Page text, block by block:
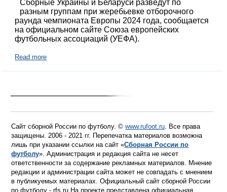
Сборные Украины и Беларуси разведут по
разным группам при жеребьевке отборочного
раунда чемпионата Европы 2024 года, сообщается
на официальном сайте Союза европейских
футбольных ассоциаций (УЕФА).
Read more
Сайт сборной России по футболу. ©www.rufoot.ru. Все права
защищены. 2006 - 2021 гг. Перепечатка материалов возможна
лишь при указании ссылки на сайт «Сборная России по
футболу». Администрация и редакция сайта не несет
ответственности за содержание рекламных материалов. Мнение
редакции и администрации сайта может не совпадать с мнением
в публикуемых материалах. Официальный сайт сборной России
по футболу - rfs.ru На проекте представлена официальная